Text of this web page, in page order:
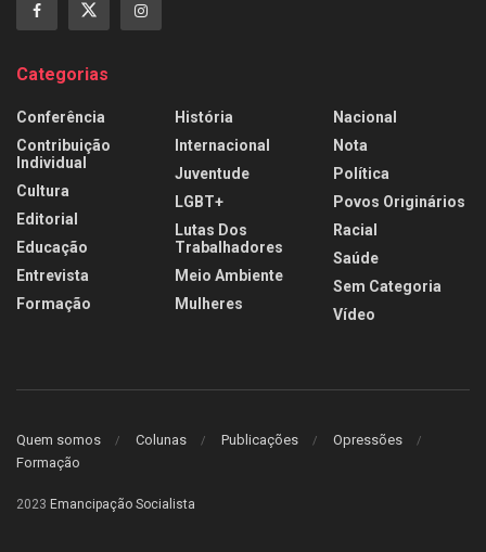
Categorias
Conferência
Contribuição
Individual
Cultura
Editorial
Educação
Entrevista
Formação
História
Internacional
Juventude
LGBT+
Lutas Dos
Trabalhadores
Meio Ambiente
Mulheres
Nacional
Nota
Política
Povos Originários
Racial
Saúde
Sem Categoria
Vídeo
Quem somos Colunas Publicações
Opressões
Formação
2023 Emancipação Socialista